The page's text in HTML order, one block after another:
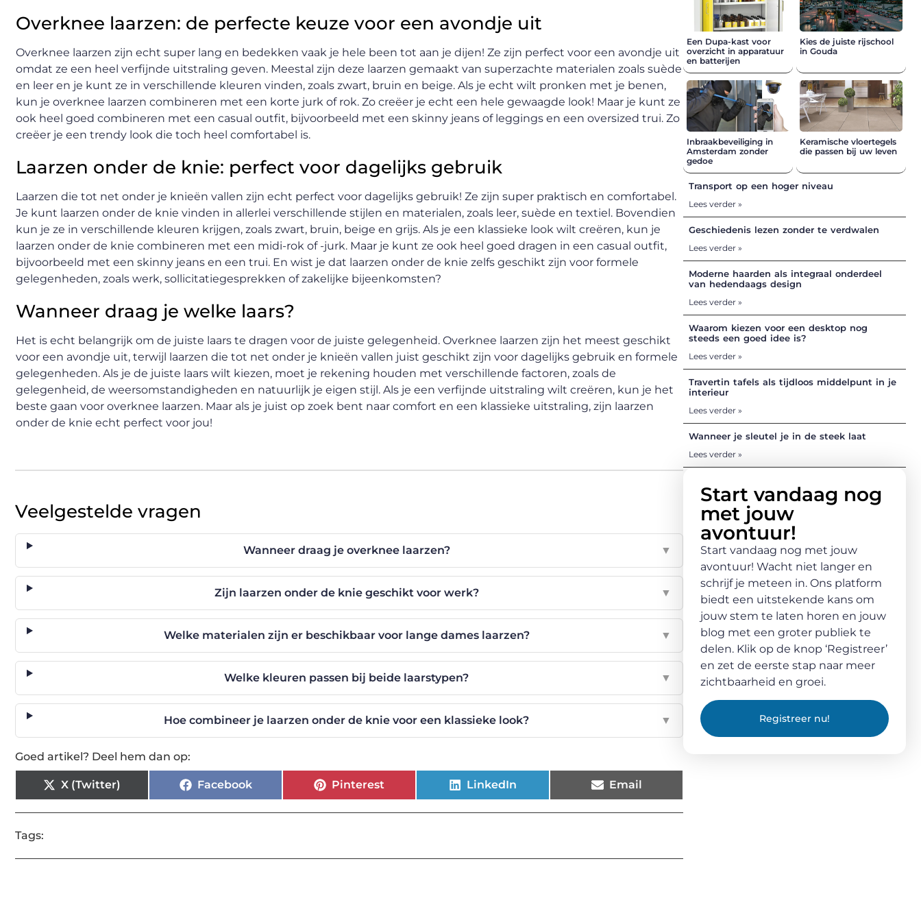
Overknee laarzen: de perfecte keuze voor een avondje uit
Overknee laarzen zijn echt super lang en bedekken vaak je hele been tot aan je dijen! Ze zijn perfect voor een avondje uit
omdat ze een heel verfijnde uitstraling geven. Meestal zijn deze laarzen gemaakt van superzachte materialen zoals suède
en leer en je kunt ze in verschillende kleuren vinden, zoals zwart, bruin en beige. Als je echt wilt pronken met je benen,
kun je overknee laarzen combineren met een korte jurk of rok. Zo creëer je echt een hele gewaagde look! Maar je kunt ze
ook heel goed combineren met een casual outfit, bijvoorbeeld met een skinny jeans of leggings en een oversized trui. Zo
creëer je een trendy look die toch heel comfortabel is.
Laarzen onder de knie: perfect voor dagelijks gebruik
Laarzen die tot net onder je knieën vallen zijn echt perfect voor dagelijks gebruik! Ze zijn super praktisch en comfortabel.
Je kunt laarzen onder de knie vinden in allerlei verschillende stijlen en materialen, zoals leer, suède en textiel. Bovendien
kun je ze in verschillende kleuren krijgen, zoals zwart, bruin, beige en grijs. Als je een klassieke look wilt creëren, kun je
laarzen onder de knie combineren met een midi-rok of -jurk. Maar je kunt ze ook heel goed dragen in een casual outfit,
bijvoorbeeld met een skinny jeans en een trui. En wist je dat laarzen onder de knie zelfs geschikt zijn voor formele
gelegenheden, zoals werk, sollicitatiegesprekken of zakelijke bijeenkomsten?
Wanneer draag je welke laars?
Het is echt belangrijk om de juiste laars te dragen voor de juiste gelegenheid. Overknee laarzen zijn het meest geschikt
voor een avondje uit, terwijl laarzen die tot net onder je knieën vallen juist geschikt zijn voor dagelijks gebruik en formele
gelegenheden. Als je de juiste laars wilt kiezen, moet je rekening houden met verschillende factoren, zoals de
gelegenheid, de weersomstandigheden en natuurlijk je eigen stijl. Als je een verfijnde uitstraling wilt creëren, kun je het
beste gaan voor overknee laarzen. Maar als je juist op zoek bent naar comfort en een klassieke uitstraling, zijn laarzen
onder de knie echt perfect voor jou!
Veelgestelde vragen
Wanneer draag je overknee laarzen? ▼
Zijn laarzen onder de knie geschikt voor werk? ▼
Welke materialen zijn er beschikbaar voor lange dames laarzen? ▼
Welke kleuren passen bij beide laarstypen? ▼
Hoe combineer je laarzen onder de knie voor een klassieke look? ▼
Goed artikel? Deel hem dan op:
X (Twitter) Facebook Pinterest LinkedIn Email
Tags:
Een Dupa-kast voor
overzicht in apparatuur
en batterijen
Kies de juiste rijschool
in Gouda
Inbraakbeveiliging in
Amsterdam zonder
gedoe
Keramische vloertegels
die passen bij uw leven
Transport op een hoger niveau
Lees verder »
Geschiedenis lezen zonder te verdwalen
Lees verder »
Moderne haarden als integraal onderdeel
van hedendaags design
Lees verder »
Waarom kiezen voor een desktop nog
steeds een goed idee is?
Lees verder »
Travertin tafels als tijdloos middelpunt in je
interieur
Lees verder »
Wanneer je sleutel je in de steek laat
Lees verder »
Start vandaag nog
met jouw
avontuur!
Start vandaag nog met jouw
avontuur! Wacht niet langer en
schrijf je meteen in. Ons platform
biedt een uitstekende kans om
jouw stem te laten horen en jouw
blog met een groter publiek te
delen. Klik op de knop ‘Registreer’
en zet de eerste stap naar meer
zichtbaarheid en groei.
Registreer nu!